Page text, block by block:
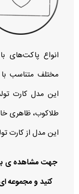
انواع پاکت‌های
مختلف متناسب
این مدل کارت
طلاکوب، ظاهری
این مدل از کارت
جهت مشاهده ی
کنید و مجموعه